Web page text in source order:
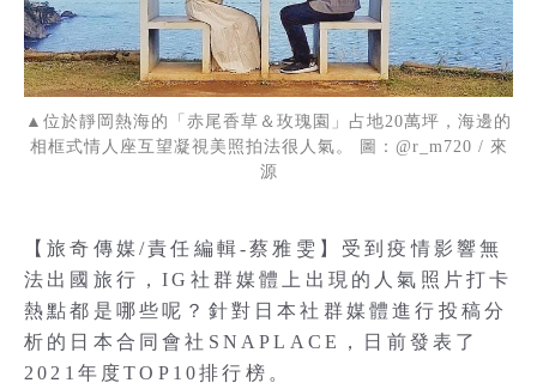
▲位於靜岡熱海的「赤尾香草＆玫瑰園」占地20萬坪，海邊的
相框式情人座互望凝視美照拍法很人氣。 圖：@r_m720 / 來
源
【旅奇傳媒/責任編輯-蔡雅雯】受到疫情影響無
法出國旅行，IG社群媒體上出現的人氣照片打卡
熱點都是哪些呢？針對日本社群媒體進行投稿分
析的日本合同會社SNAPLACE，日前發表了
2021年度TOP10排行榜。